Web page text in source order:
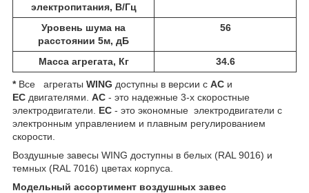
электропитания, В/Гц
Уровень шума на
расстоянии 5м, дБ
56
Масса агрегата, Кг 34.6
*Все агрегаты WING доступны в версии с AC и
EC двигателями. ​ AC - это надежные 3-х скоростные
электродвигатели. ЕС - это экономные электродвигатели с
электронным управлением и плавным регулированием
скорости.
Воздушные завесы WING доступны в белых (RAL 9016) и
темных (RAL 7016) цветах корпуса.
Модельный ассортимент воздушных завес